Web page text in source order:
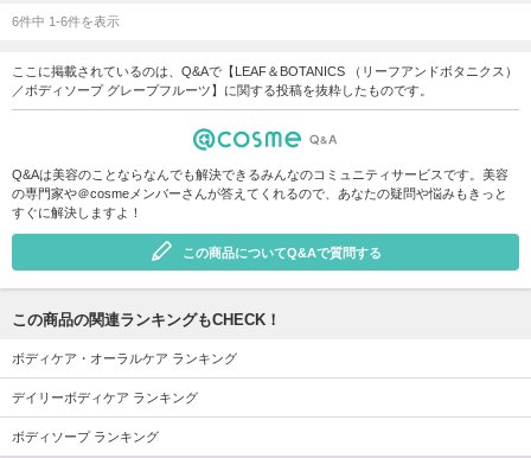
6件中 1-6件を表示
ここに掲載されているのは、Q&Aで【LEAF＆BOTANICS （リーフアンドボタニクス）
／ボディソープ グレープフルーツ】に関する投稿を抜粋したものです。
Q&Aは美容のことならなんでも解決できるみんなのコミュニティサービスです。美容
の専門家や＠cosmeメンバーさんが答えてくれるので、あなたの疑問や悩みもきっと
すぐに解決しますよ！
この商品についてQ&Aで質問する
この商品の関連ランキングもCHECK！
ボディケア・オーラルケア ランキング
デイリーボディケア ランキング
ボディソープ ランキング